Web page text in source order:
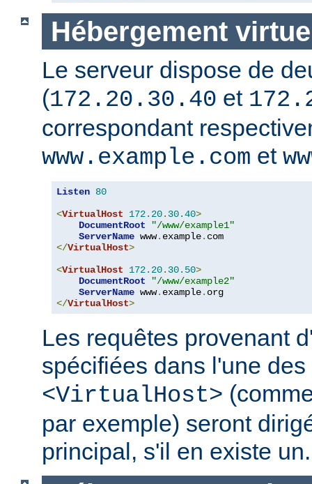
Hébergement
Le serveur dispose de
(172.20.30.40 et
correspondant
www.example.com et
Listen 80
<VirtualHost 172.20. 30.40>
DocumentRoot
"/www/example1"
ServerName www. example.
</VirtualHost>
<VirtualHost 172.20. 30.50>
DocumentRoot
"/www/example2"
ServerName www. example.
</VirtualHost>
Les requêtes provenant
spécifiées dans l'une
<VirtualHost>
par exemple) seront
principal, s'il en existe un.